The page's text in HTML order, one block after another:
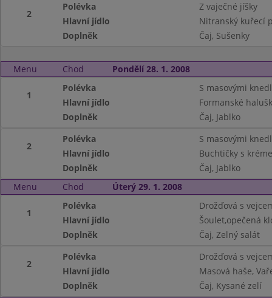
2
Polévka
Z vaječné jíšky
Hlavní jídlo
Nitranský kuřecí
Doplněk
Čaj, Sušenky
Menu Chod Pondělí 28. 1. 2008
1
Polévka
S masovými
Hlavní jídlo
Formanské
Doplněk
Čaj, Jablko
2
Polévka
S masovými
Hlavní jídlo
Buchtičky s
Doplněk
Čaj, Jablko
Menu
Chod Úterý 29. 1. 2008
1
Polévka
Drožďová s
Hlavní jídlo
Šoulet,opečená
Doplněk
Čaj, Zelný salát
2
Polévka
Drožďová s
Hlavní jídlo
Masová haše,
Doplněk
Čaj, Kysané zelí